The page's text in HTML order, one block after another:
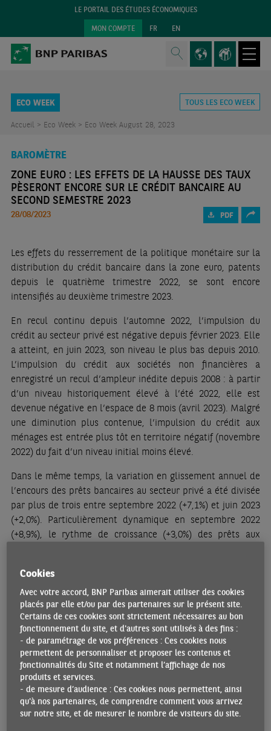
LE PORTAIL DES ÉTUDES ÉCONOMIQUES
MON COMPTE FR EN
ECO WEEK TOUS LES ECO WEEK
Accueil > Eco Week > Eco Week August 28, 2023
BAROMÈTRE
ZONE EURO : LES EFFETS DE LA HAUSSE DES TAUX
PÈSERONT ENCORE SUR LE CRÉDIT BANCAIRE AU
SECOND SEMESTRE 2023
28/08/2023 PDF
Les effets du resserrement de la politique monétaire sur la
distribution du crédit bancaire dans la zone euro, patents
depuis le quatrième trimestre 2022, se sont encore
intensifiés au deuxième trimestre 2023.
En recul continu depuis l’automne 2022, l’impulsion du
crédit au secteur privé est négative depuis février 2023. Elle
a atteint, en juin 2023, son niveau le plus bas depuis 2010.
L’impulsion du crédit aux sociétés non financières a
enregistré un recul d’ampleur inédite depuis 2008 : à partir
d’un niveau historiquement élevé à l’été 2022, elle est
devenue négative en l’espace de 8 mois (avril 2023). Malgré
une diminution plus contenue, l’impulsion du crédit aux
ménages est entrée plus tôt en territoire négatif (novembre
2022) du fait d’un niveau initial moins élevé.
Dans le même temps, la variation en glissement annuel de
l’encours des prêts bancaires au secteur privé a été divisée
par plus de trois entre septembre 2022 (+7,1%) et juin 2023
(+2,0%). Particulièrement dynamique en septembre 2022
(+8,9%), le rythme de croissance (+3,0%) des prêts aux
2022, point récent le plus élevé). Les banques interrogées
par la BCE, dans le cadre de saBank Lending Survey,entre
le 19 juin et le 4 juillet 2023 font état d’une poursuite du
durcissement des critères d’octroi des prêts aux entreprises
au deuxième trimestre 2023, quoique à un rythme moins
prononcé qu’au premier. Les risques associés aux
perspectives économiques et à la situation individuelle des
entreprises ont constitué les principaux motifs de
resserrement. Les banques ont également indiqué avoir
durci les critères d’octroi des crédits aux ménages, plus
Cookies
Avec votre accord, BNP Paribas aimerait utiliser des cookies
placés par elle et/ou par des partenaires sur le présent site.
Certains de ces cookies sont strictement nécessaires au bon
fonctionnement du site, et d'autres sont utilisés à des fins :
- de paramétrage de vos préférences : Ces cookies nous
permettent de personnaliser et proposer les contenus et
fonctionnalités du Site et notamment l’affichage de nos
produits et services.
- de mesure d’audience : Ces cookies nous permettent, ainsi
qu'à nos partenaires, de comprendre comment vous arrivez
sur notre site, et de mesurer le nombre de visiteurs du site.